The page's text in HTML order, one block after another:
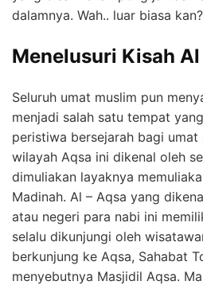
dalamnya. Wah.. luar biasa kan?
Menelusuri Kisah Al
Seluruh umat muslim pun
menjadi salah satu tempat
peristiwa bersejarah bagi umat
wilayah Aqsa ini dikenal oleh
dimuliakan layaknya
Madinah. Al – Aqsa yang
atau negeri para nabi ini
selalu dikunjungi oleh
berkunjung ke Aqsa, Sahabat
menyebutnya Masjidil Aqsa.